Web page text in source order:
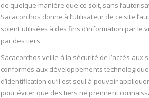
de quelque manière que ce soit, sans
Sacacorchos donne à l’utilisateur de ce site
soient utilisées à des fins d’information par le
par des tiers.
Sacacorchos veille à la sécurité de l’accès
conformes aux développements
d’identification qu’il est seul à pouvoir
pour éviter que des tiers ne prennent